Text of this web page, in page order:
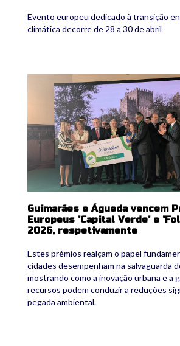
Evento europeu dedicado à transição
climática decorre de 28 a 30 de abril
guimaraes.jpg
Guimarães e Águeda vencem
Europeus 'Capital Verde' e
2026, respetivamente
Estes prémios realçam o papel
cidades desempenham na salvaguarda
mostrando como a inovação urbana e a
recursos podem conduzir a reduções
pegada ambiental.